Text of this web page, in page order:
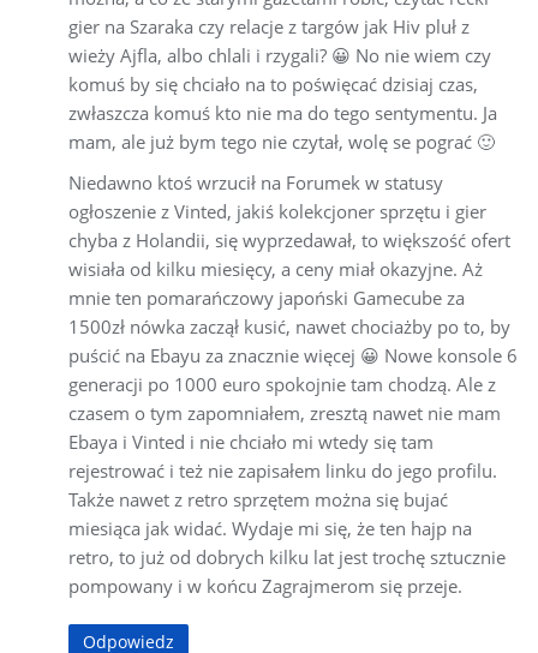
gier na Szaraka czy relacje z targów jak Hiv pluł z
wieży Ajfla, albo chlali i rzygali? 😀 No nie wiem czy
komuś by się chciało na to poświęcać dzisiaj czas,
zwłaszcza komuś kto nie ma do tego sentymentu. Ja
mam, ale już bym tego nie czytał, wolę se pograć 🙂
Niedawno ktoś wrzucił na Forumek w statusy
ogłoszenie z Vinted, jakiś kolekcjoner sprzętu i gier
chyba z Holandii, się wyprzedawał, to większość ofert
wisiała od kilku miesięcy, a ceny miał okazyjne. Aż
mnie ten pomarańczowy japoński Gamecube za
1500zł nówka zaczął kusić, nawet chociażby po to, by
puścić na Ebayu za znacznie więcej 😀 Nowe konsole 6
generacji po 1000 euro spokojnie tam chodzą. Ale z
czasem o tym zapomniałem, zresztą nawet nie mam
Ebaya i Vinted i nie chciało mi wtedy się tam
rejestrować i też nie zapisałem linku do jego profilu.
Także nawet z retro sprzętem można się bujać
miesiąca jak widać. Wydaje mi się, że ten hajp na
retro, to już od dobrych kilku lat jest trochę sztucznie
pompowany i w końcu Zagrajmerom się przeje.
Odpowiedz